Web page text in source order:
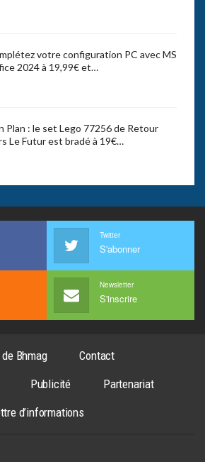
votre configuration PC avec MS
2024 à 19,99€ et…
Plan : le set Lego 77256 de Retour
Le Futur est bradé à 19€…
Twitter
S'abonner
Newsletter
S'inscrire
Bhmag
Contact
Publicité
Partenariat
d’informations